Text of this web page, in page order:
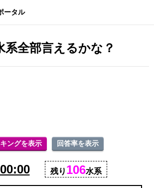
ータル
系全部言えるかな？
ングを表示 回答率を表示
残り 106水系